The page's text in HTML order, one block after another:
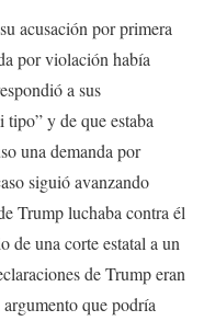
acusación por primera
por violación había
a sus
tipo” y de que estaba
una demanda por
siguió avanzando
Trump luchaba contra él
de una corte estatal a un
de Trump eran
que podría